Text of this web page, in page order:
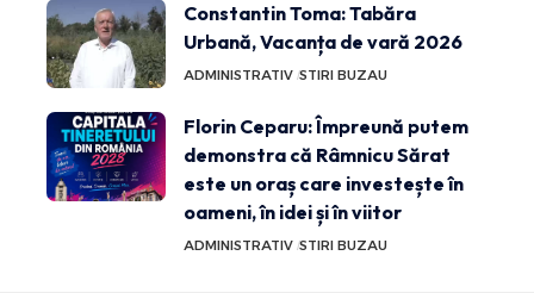
Constantin Toma: Tabăra
Urbană, Vacanța de vară 2026
ADMINISTRATIV STIRI BUZAU
Florin Ceparu: Împreună putem
demonstra că Râmnicu Sărat
este un oraș care investește în
oameni, în idei și în viitor
ADMINISTRATIV STIRI BUZAU